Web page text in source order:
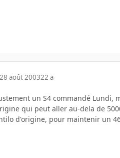
août 200322 a
un S4 commandé Lundi,
qui peut aller au-dela de
d'origine, pour maintenir un